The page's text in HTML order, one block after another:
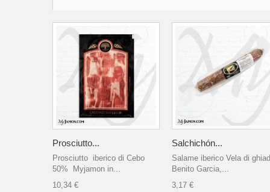
Prosciutto...
Prosciutto iberico di Cebo
50% Myjamon in...
10,34 €
Salchichón...
Salame iberico Vela di
Benito Garcia,...
3,17 €